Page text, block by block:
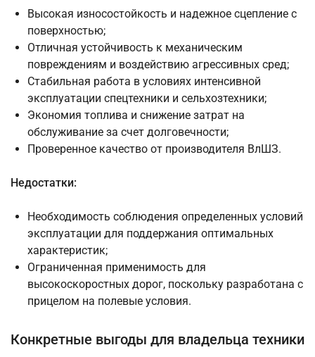
Высокая износостойкость и надежное сцепление с
поверхностью;
Отличная устойчивость к механическим
повреждениям и воздействию агрессивных сред;
Стабильная работа в условиях интенсивной
эксплуатации спецтехники и сельхозтехники;
Экономия топлива и снижение затрат на
обслуживание за счет долговечности;
Проверенное качество от производителя ВлШЗ.
Недостатки:
Необходимость соблюдения определенных условий
эксплуатации для поддержания оптимальных
характеристик;
Ограниченная применимость для
высокоскоростных дорог, поскольку разработана с
прицелом на полевые условия.
Конкретные выгоды для владельца техники